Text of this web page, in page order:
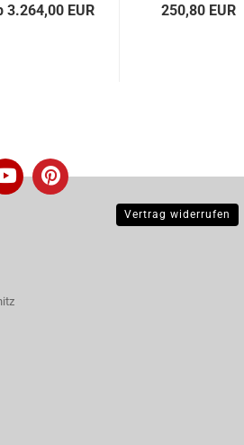
3.264,00 EUR 250,80 EUR
Vertrag widerrufen